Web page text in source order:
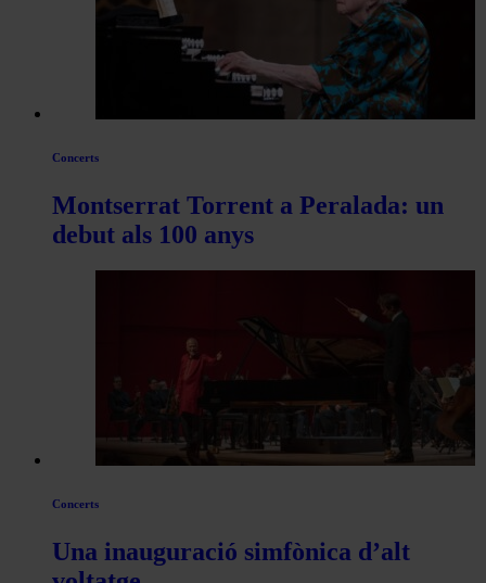
Concerts
Montserrat Torrent a Peralada: un
debut als 100 anys
Concerts
Una inauguració simfònica d’alt